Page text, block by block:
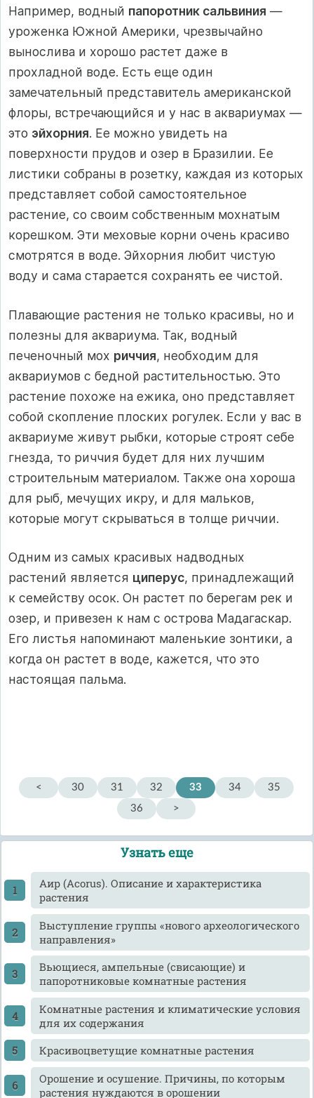
Например, водный папоротник сальвиния —
уроженка Южной Америки, чрезвычайно
вынослива и хорошо растет даже в
прохладной воде. Есть еще один
замечательный представитель американской
флоры, встречающийся и у нас в аквариумах —
это эйхорния. Ее можно увидеть на
поверхности прудов и озер в Бразилии. Ее
листики собраны в розетку, каждая из которых
представляет собой самостоятельное
растение, со своим собственным мохнатым
корешком. Эти меховые корни очень красиво
смотрятся в воде. Эйхорния любит чистую
воду и сама старается сохранять ее чистой.
Плавающие растения не только красивы, но и
полезны для аквариума. Так, водный
печеночный мох риччия, необходим для
аквариумов с бедной растительностью. Это
растение похоже на ежика, оно представляет
собой скопление плоских рогулек. Если у вас в
аквариуме живут рыбки, которые строят себе
гнезда, то риччия будет для них лучшим
строительным материалом. Также она хороша
для рыб, мечущих икру, и для мальков,
которые могут скрываться в толще риччии.
Одним из самых красивых надводных
растений является циперус, принадлежащий
к семейству осок. Он растет по берегам рек и
озер, и привезен к нам с острова Мадагаскар.
Его листья напоминают маленькие зонтики, а
когда он растет в воде, кажется, что это
настоящая пальма.
< 30 31 32 33 34
35
36
>
Узнать еще
Аир (Acorus). Описание и характеристика
растения
Выступление группы «нового археологического
направления»
Вьющиеся, ампельные (свисающие) и
папоротниковые комнатные растения
Комнатные растения и климатические условия
для их содержания
Красивоцветущие комнатные растения
Орошение и осушение. Причины, по которым
растения нуждаются в орошении